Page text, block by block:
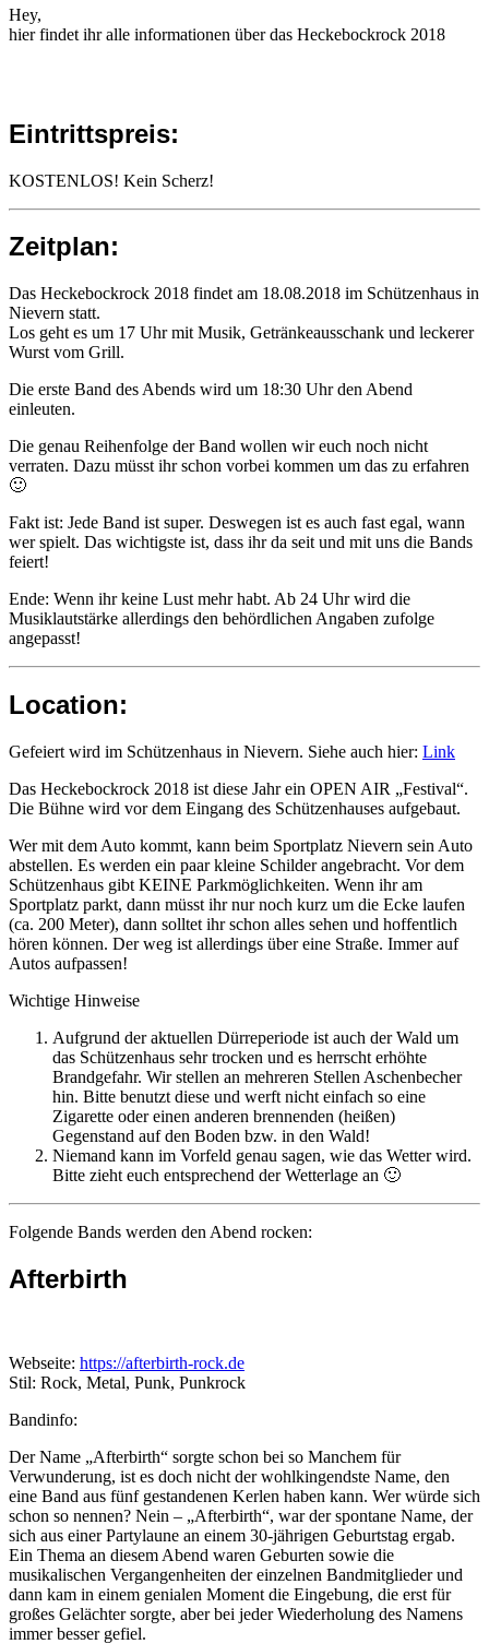
Hey,
hier findet ihr alle informationen über das Heckebockrock 2018
Eintrittspreis:
KOSTENLOS! Kein Scherz!
Zeitplan:
Das Heckebockrock 2018 findet am 18.08.2018 im Schützenhaus in
Nievern statt.
Los geht es um 17 Uhr mit Musik, Getränkeausschank und leckerer
Wurst vom Grill.
Die erste Band des Abends wird um 18:30 Uhr den Abend
einleuten.
Die genau Reihenfolge der Band wollen wir euch noch nicht
verraten. Dazu müsst ihr schon vorbei kommen um das zu erfahren
🙂
Fakt ist: Jede Band ist super. Deswegen ist es auch fast egal, wann
wer spielt. Das wichtigste ist, dass ihr da seit und mit uns die Bands
feiert!
Ende: Wenn ihr keine Lust mehr habt. Ab 24 Uhr wird die
Musiklautstärke allerdings den behördlichen Angaben zufolge
angepasst!
Location:
Gefeiert wird im Schützenhaus in Nievern. Siehe auch hier: Link
Das Heckebockrock 2018 ist diese Jahr ein OPEN AIR „Festival“.
Die Bühne wird vor dem Eingang des Schützenhauses aufgebaut.
Wer mit dem Auto kommt, kann beim Sportplatz Nievern sein Auto
abstellen. Es werden ein paar kleine Schilder angebracht. Vor dem
Schützenhaus gibt KEINE Parkmöglichkeiten. Wenn ihr am
Sportplatz parkt, dann müsst ihr nur noch kurz um die Ecke laufen
(ca. 200 Meter), dann solltet ihr schon alles sehen und hoffentlich
hören können. Der weg ist allerdings über eine Straße. Immer auf
Autos aufpassen!
Wichtige Hinweise
Aufgrund der aktuellen Dürreperiode ist auch der Wald um
das Schützenhaus sehr trocken und es herrscht erhöhte
Brandgefahr. Wir stellen an mehreren Stellen Aschenbecher
hin. Bitte benutzt diese und werft nicht einfach so eine
Zigarette oder einen anderen brennenden (heißen)
Gegenstand auf den Boden bzw. in den Wald!
Niemand kann im Vorfeld genau sagen, wie das Wetter wird.
Bitte zieht euch entsprechend der Wetterlage an 🙂
Folgende Bands werden den Abend rocken:
Afterbirth
Webseite: https://afterbirth-rock.de
Stil: Rock, Metal, Punk, Punkrock
Bandinfo:
Der Name „Afterbirth“ sorgte schon bei so Manchem für
Verwunderung, ist es doch nicht der wohlkingendste Name, den
eine Band aus fünf gestandenen Kerlen haben kann. Wer würde sich
schon so nennen? Nein – „Afterbirth“, war der spontane Name, der
sich aus einer Partylaune an einem 30-jährigen Geburtstag ergab.
Ein Thema an diesem Abend waren Geburten sowie die
musikalischen Vergangenheiten der einzelnen Bandmitglieder und
dann kam in einem genialen Moment die Eingebung, die erst für
großes Gelächter sorgte, aber bei jeder Wiederholung des Namens
immer besser gefiel.